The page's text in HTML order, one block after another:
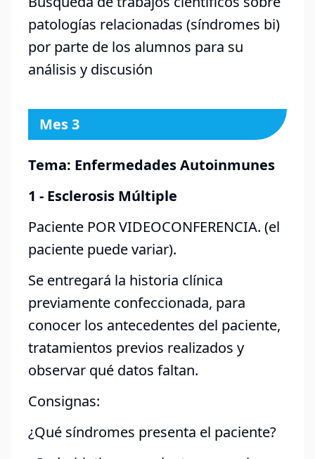
patologías relacionadas (síndromes bi)
por parte de los alumnos para su
análisis y discusión
Mes 3
Tema: Enfermedades Autoinmunes
1 - Esclerosis Múltiple
Paciente POR VIDEOCONFERENCIA. (el
paciente puede variar).
Se entregará la historia clínica
previamente confeccionada, para
conocer los antecedentes del paciente,
tratamientos previos realizados y
observar qué datos faltan.
Consignas:
¿Qué síndromes presenta el paciente?